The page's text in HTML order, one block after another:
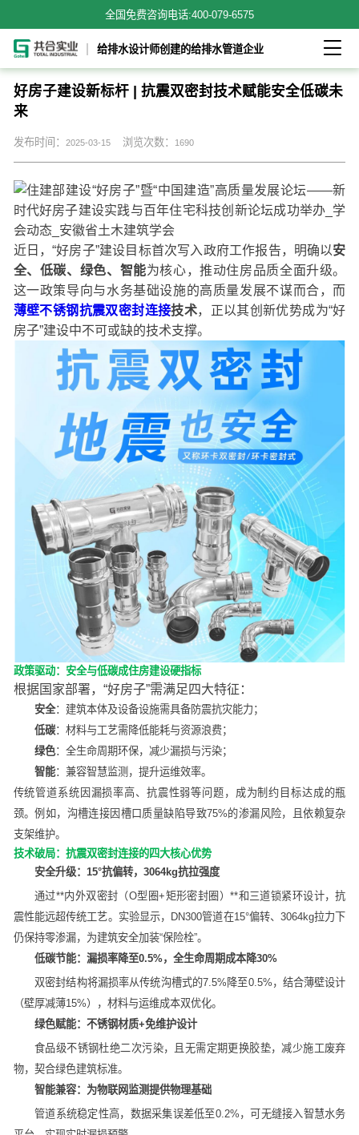
全国免费咨询电话:400-079-6575
给排水设计师创建的给排水管道企业 
好房子建设新标杆 | 抗震双密封技术赋能安全低碳未
来
发布时间： 2025-03-15 浏览次数： 1690
近日，“好房子”建设目标首次写入政府工作报告，明确以安
全、低碳、绿色、智能为核心，推动住房品质全面升级。
这一政策导向与水务基础设施的高质量发展不谋而合，而
薄壁不锈钢抗震双密封连接技术，正以其创新优势成为“好
房子”建设中不可或缺的技术支撑。
政策驱动：安全与低碳成住房建设硬指标
根据国家部署，“好房子”需满足四大特征：
安全：建筑本体及设备设施需具备防震抗灾能力；
低碳：材料与工艺需降低能耗与资源浪费；
绿色：全生命周期环保，减少漏损与污染；
智能：兼容智慧监测，提升运维效率。
传统管道系统因漏损率高、抗震性弱等问题，成为制约目标达成的瓶
颈。例如，沟槽连接因槽口质量缺陷导致75%的渗漏风险，且依赖复杂
支架维护。
技术破局：抗震双密封连接的四大核心优势
安全升级：15°抗偏转，3064kg抗拉强度
通过**内外双密封（O型圈+矩形密封圈）**和三道锁紧环设计，抗
震性能远超传统工艺。实验显示，DN300管道在15°偏转、3064kg拉力下
仍保持零渗漏，为建筑安全加装“保险栓”。
低碳节能：漏损率降至0.5%，全生命周期成本降30%
双密封结构将漏损率从传统沟槽式的7.5%降至0.5%，结合薄壁设计
（壁厚减薄15%），材料与运维成本双优化。
绿色赋能：不锈钢材质+免维护设计
食品级不锈钢杜绝二次污染，且无需定期更换胶垫，减少施工废弃
物，契合绿色建筑标准。
智能兼容：为物联网监测提供物理基础
管道系统稳定性高，数据采集误差低至0.2%，可无缝接入智慧水务